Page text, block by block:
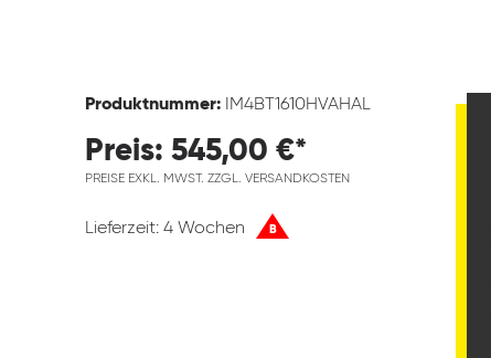
Produktnummer: IM4BT1610HVAHAL
Preis: 545,00 €*
PREISE EXKL. MWST. ZZGL. VERSANDKOSTEN
Lieferzeit: 4 Wochen B